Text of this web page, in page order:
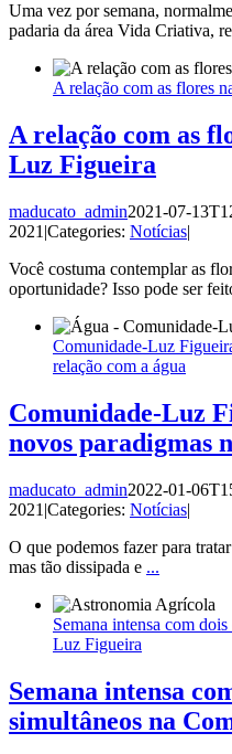
Uma vez por semana,
padaria da área Vida Criativa,
A relação com as flores
A relação com as
Luz Figueira
maducato_admin2021-07-
2021 |Categories: Notícias|
Você costuma contemplar as
oportunidade? Isso pode ser
Comunidade-Luz
relação com a água
Comunidade-Luz
novos paradigmas
maducato_admin2022-01-
2021 |Categories: Notícias|
O que podemos fazer para
mas tão dissipada e ...
Semana intensa com
Luz Figueira
Semana intensa
simultâneos na